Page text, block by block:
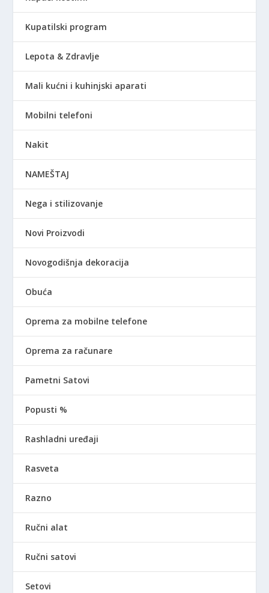
Kupatilski program
Lepota & Zdravlje
Mali kućni i kuhinjski aparati
Mobilni telefoni
Nakit
NAMEŠTAJ
Nega i stilizovanje
Novi Proizvodi
Novogodišnja dekoracija
Obuća
Oprema za mobilne telefone
Oprema za računare
Pametni Satovi
Popusti %
Rashladni uređaji
Rasveta
Razno
Ručni alat
Ručni satovi
Setovi